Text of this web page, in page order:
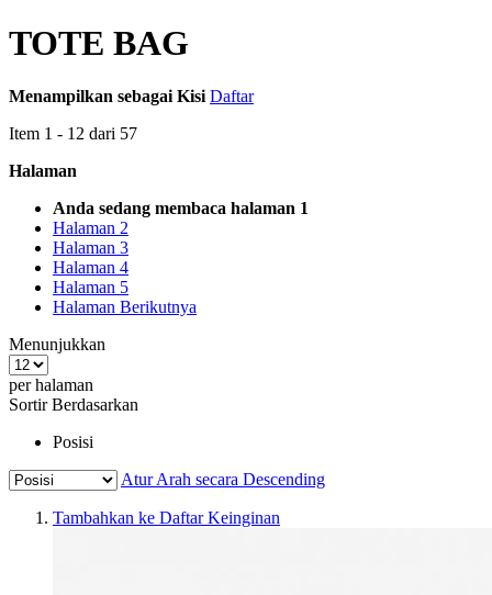
TOTE BAG
Menampilkan sebagai Kisi Daftar
Item 1 - 12 dari 57
Halaman
Anda sedang membaca halaman 1
Halaman 2
Halaman 3
Halaman 4
Halaman 5
Halaman Berikutnya
Menunjukkan
per halaman
Sortir Berdasarkan
Posisi
Atur Arah secara Descending
Tambahkan ke Daftar Keinginan